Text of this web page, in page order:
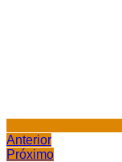
Anterior
Próximo